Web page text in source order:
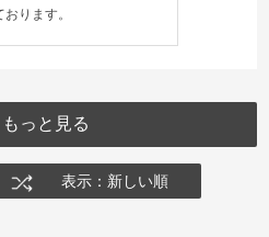
ります。
もっと見る
表示：新しい順